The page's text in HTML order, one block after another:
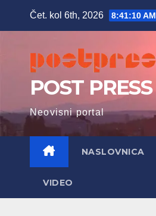
Čet. kol 6th, 2026 8:41:11 AM
POST PRESS
Neovisni portal
NASLOVNICA
VIDEO